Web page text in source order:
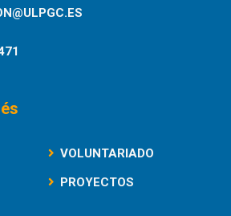
VOLUNTARIADO
PROYECTOS